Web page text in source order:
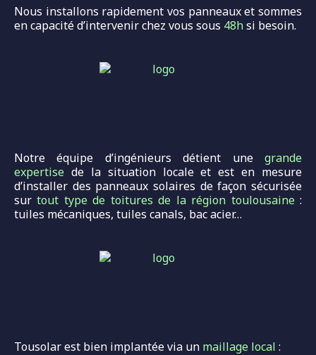
Nous installons rapidement vos panneaux et sommes
en capacité d’intervenir chez vous sous 48hsi besoin.
Notre équipe d’ingénieurs détient une grande
expertise de la situation locale et est en mesure
d’installer des panneaux solaires de façon sécurisée
sur tout type de toitures de la région toulousaine:
tuiles mécaniques, tuiles canals, bac acier…
Tousolar est bien implantée via un maillage local :